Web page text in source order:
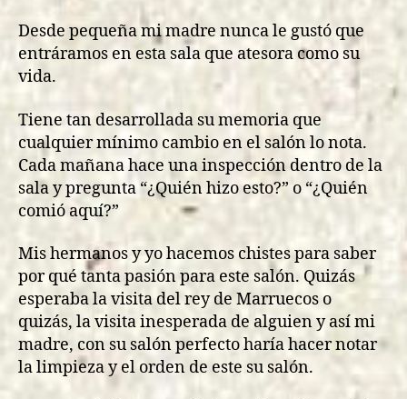
Desde pequeña mi madre nunca le gustó que
entráramos en esta sala que atesora como su
vida.
Tiene tan desarrollada su memoria que
cualquier mínimo cambio en el salón lo nota.
Cada mañana hace una inspección dentro de la
sala y pregunta “¿Quién hizo esto?” o “¿Quién
comió aquí?”
Mis hermanos y yo hacemos chistes para saber
por qué tanta pasión para este salón. Quizás
esperaba la visita del rey de Marruecos o
quizás, la visita inesperada de alguien y así mi
madre, con su salón perfecto haría hacer notar
la limpieza y el orden de este su salón.